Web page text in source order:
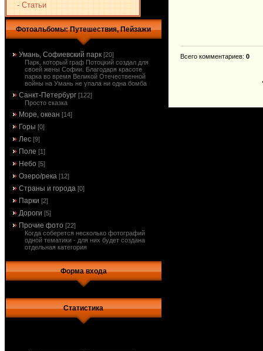
- Статьи
Фотоальбомы: Путешествия, Пейзажи
Умань, Софиевский парк [20]
Парк, который граф Потоцкий создал для
своей жены Софии. Благодаря красоте
парка во время Великой Отечественной
войны на Умань не упала ни одна бомба
Санкт-Петербург [122]
Просто сказка
Море, океан [14]
Горы [0]
Лес [9]
Поле [1]
Небо [5]
Озеро/река [12]
Страны и города [0]
Парки [2]
Дороги [5]
Прочие фото [22]
Когда соберется несколько фотографий
одной тематики - для них будет создана
отдельная категория
Форма входа
Статистика
Всего комментариев: 0